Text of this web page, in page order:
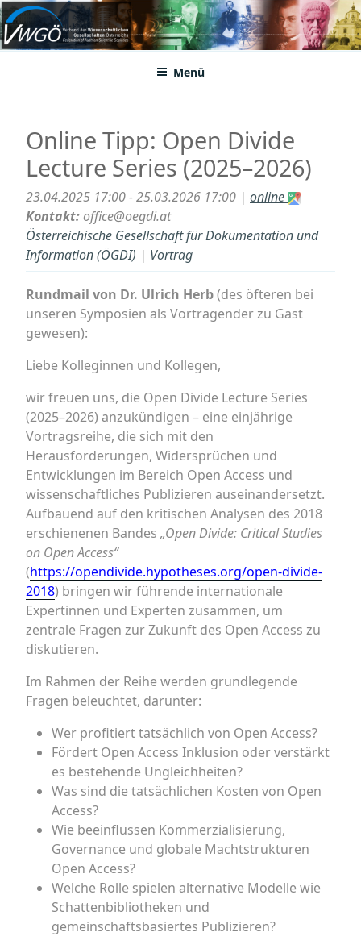
Zum
Inhalt
springenVWGÖ
Federation of Austrian Scientific Societies
Menü
Online Tipp: Open Divide
Lecture Series (2025–2026)
23.04.2025 17:00 - 25.03.2026 17:00 | online
Kontakt:office@oegdi.at
Österreichische Gesellschaft für Dokumentation und
Information (ÖGDI) | Vortrag
Rundmail von Dr. Ulrich Herb(des öfteren bei
unseren Symposien als Vortragender zu Gast
gewesen):
Liebe Kolleginnen und Kollegen,
wir freuen uns, die Open Divide Lecture Series
(2025–2026) anzukündigen – eine einjährige
Vortragsreihe, die sich mit den
Herausforderungen, Widersprüchen und
Entwicklungen im Bereich Open Access und
wissenschaftliches Publizieren auseinandersetzt.
Aufbauend auf den kritischen Analysen des 2018
erschienenen Bandes „Open Divide: Critical Studies
on Open Access“
(https://opendivide.hypotheses.org/open-divide-
2018) bringen wir führende internationale
Expertinnen und Experten zusammen, um
zentrale Fragen zur Zukunft des Open Access zu
diskutieren.
Im Rahmen der Reihe werden grundlegende
Fragen beleuchtet, darunter:
Wer profitiert tatsächlich von Open Access?
Fördert Open Access Inklusion oder verstärkt
es bestehende Ungleichheiten?
Was sind die tatsächlichen Kosten von Open
Access?
Wie beeinflussen Kommerzialisierung,
Governance und globale Machtstrukturen
Open Access?
Welche Rolle spielen alternative Modelle wie
Schattenbibliotheken und
gemeinschaftsbasiertes Publizieren?